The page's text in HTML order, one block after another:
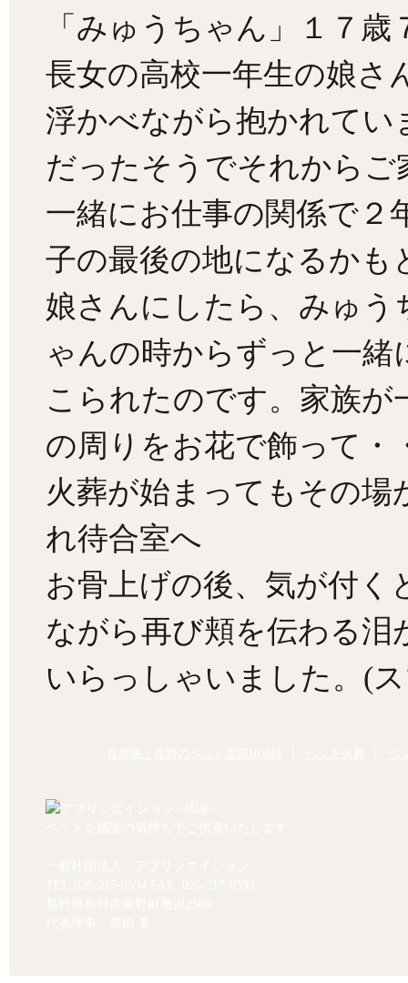
「みゅうちゃん」１７
長女の高校一年生の娘さ
浮かべながら抱かれてい
だったそうでそれからご
一緒にお仕事の関係で
子の最後の地になるかも
娘さんにしたら、みゅ
ゃんの時からずっと一緒
こられたのです。家族
の周りをお花で飾って・
火葬が始まってもその
れ待合室へ
お骨上げの後、気が付く
ながら再び頬を伝わる泪
いらっしゃいました。(